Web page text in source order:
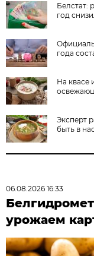
Белстат:
год
года
На квасе
Эксперт
быть в
06.08.2026 16:33
урожаем